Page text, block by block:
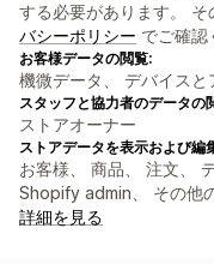
する必要があります。
バシーポリシー でご確認
お客様データの閲覧:
機微データ、 デバイス
スタッフと協力者のデータの
ストアオーナー
ストアデータを表示および編
お客様、 商品、 注文、
Shopify admin、 その他
詳細を見る